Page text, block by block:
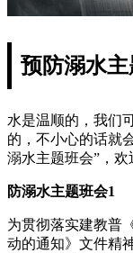
预防溺水
水是温顺的，我们
的，不小心的话就
溺水主题班会”，
防溺水主题班会1
为贯彻落实建教普
动的通知》文件精